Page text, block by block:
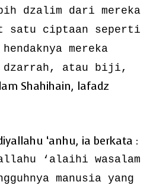
dzalim dari mereka
satu ciptaan seperti
mereka
dzarrah, atau biji,
Shahihain, lafadz
‘anhu, ia berkata :
‘alaihi wasalam
manusia yang